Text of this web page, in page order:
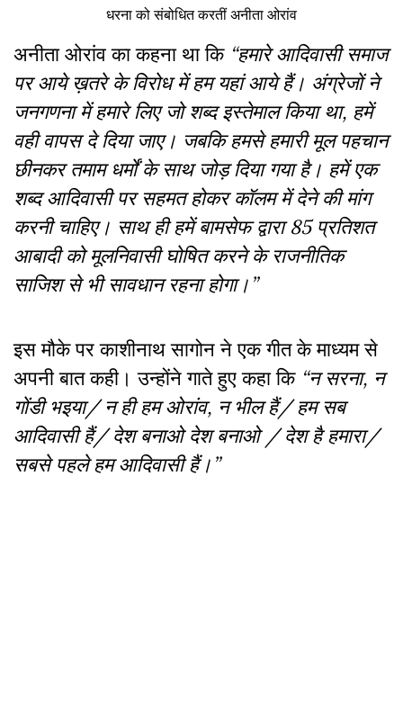
धरना को संबोधित करतीं अनीता ओरांव
अनीता ओरांव का कहना था कि “हमारे आदिवासी समाज
पर आये ख़तरे के विरोध में हम यहां आये हैं। अंग्रेजों ने
जनगणना में हमारे लिए जो शब्द इस्तेमाल किया था, हमें
वही वापस दे दिया जाए। जबकि हमसे हमारी मूल पहचान
छीनकर तमाम धर्मों के साथ जोड़ दिया गया है। हमें एक
शब्द आदिवासी पर सहमत होकर कॉलम में देने की मांग
करनी चाहिए। साथ ही हमें बामसेफद्वारा 85 प्रतिशत
आबादी को मूलनिवासी घोषित करने के राजनीतिक
साजिश से भी सावधान रहना होगा।”
इस मौके पर काशीनाथ सागोन ने एक गीत के माध्यम से
अपनी बात कही। उन्होंने गाते हुए कहा कि “न सरना, न
गोंडी भइया/ न ही हम ओरांव, न भील हैं/ हम सब
आदिवासी हैं/ देश बनाओ देश बनाओ / देश है हमारा/
सबसे पहले हम आदिवासी हैं।”